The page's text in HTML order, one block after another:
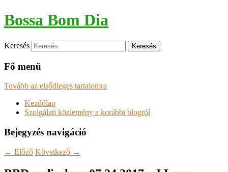
Bossa Bom Dia
Keresés
Fő menü
Tovább az elsődleges tartalomra
Kezdőlap
Szolgálati közlemény a korábbi blogról
Bejegyzés navigáció
← Előző Következő →